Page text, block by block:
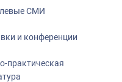
СМИ
и конференции
практическая